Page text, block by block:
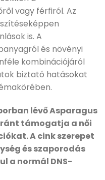
vagy férfiról. Az
is. A
és növényi
kombinációjáról
biztató hatásokat
lévő Asparagus
támogatja a női
A cink szerepet
és szaporodás
a normál DNS-